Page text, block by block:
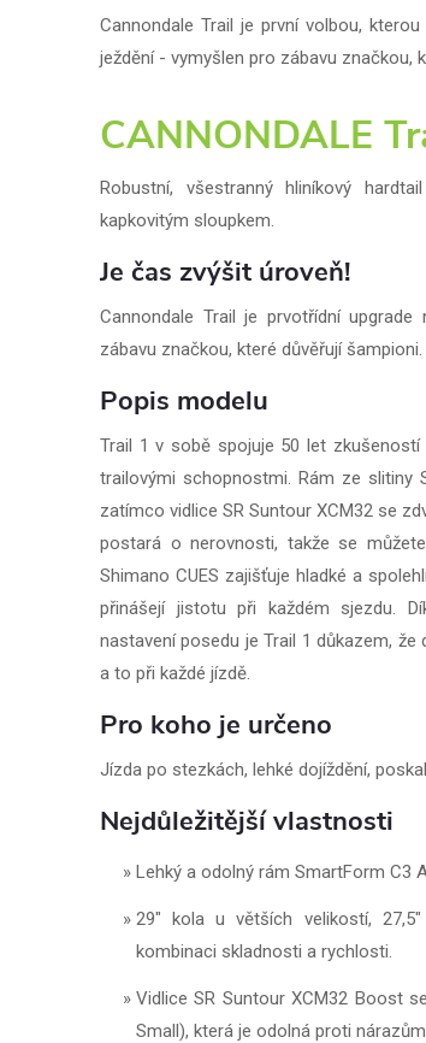
Cannondale Trail je první volbou,
ježdění - vymyšlen pro zábavu značkou,
CANNONDALE
Robustní, všestranný hliníkový
kapkovitým sloupkem.
Je čas zvýšit úroveň!
Cannondale Trail je prvotřídní
zábavu značkou, které důvěřují šampioni.
Popis modelu
Trail 1 v sobě spojuje 50 let
trailovými schopnostmi. Rám ze slitiny
zatímco vidlice SR Suntour XCM32 se
postará o nerovnosti, takže se
Shimano CUES zajišťuje hladké a
přinášejí jistotu při každém sjezdu.
nastavení posedu je Trail 1 důkazem,
a to při každé jízdě.
Pro koho je určeno
Jízda po stezkách, lehké dojíždění,
Nejdůležitější vlastnosti
Lehký a odolný rám SmartForm C3
29" kola u větších velikostí,
kombinaci skladnosti a rychlosti.
Vidlice SR Suntour XCM32 Boost
Small), která je odolná proti